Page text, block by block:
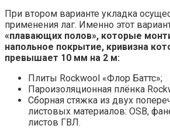
При втором варианте укладка
применения лаг. Именно этот
«плавающих полов», которые
напольное покрытие, кривизна
превышает 10 мм на 2 м:
Плиты Rockwool «Флор Баттс»;
Пароизоляционная плёнка
Сборная стяжка из двух
листовых материалов: OSB,
листов ГВЛ.